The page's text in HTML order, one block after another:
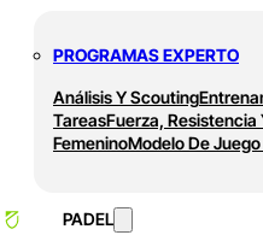
PROGRAMAS EXPERTO
Análisis Y Scouting
TareasFuerza, Resistencia
FemeninoModelo De
PADEL